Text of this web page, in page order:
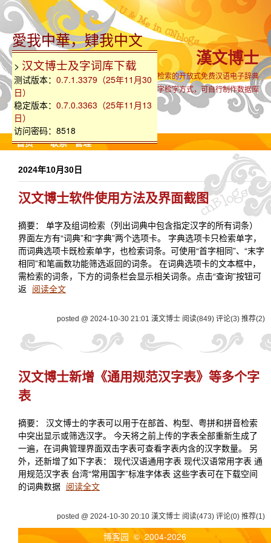
愛我中華，肄我中文
> 汉文博士及字词库下载
测试版本： 0.7.1.3379（25年11月30
日）
稳定版本： 0.7.0.3363（25年11月13
日）
访问密码：8518
漢文博士
支持生僻古难字全汉字集检索的开放式免费汉语电子辞典
内置国粤语同音字、部首、笔画、部件组字检字方式，可自行制作数据库
首页 联系 管理
2024年10月30日
汉文博士软件使用方法及界面截图
摘要： 单字及组词检索（列出词典中包含指定汉字的所有词条）
界面左方有“词典”和“字典”两个选项卡。 字典选项卡只检索单字，
而词典选项卡既检索单字，也检索词条。可使用“首字相同”、“末字
相同”和笔画数功能筛选返回的词条。 在词典选项卡的文本框中，
需检索的词条，下方的词条栏会显示相关词条。点击“查询”按钮可
返 阅读全文
posted @ 2024-10-30 21:01 漢文博士 阅读(849) 评论(3) 推荐(2)
汉文博士新增《通用规范汉字表》等多个字
表
摘要： 汉文博士的字表可以用于在部首、构型、粤拼和拼音检索
中突出显示或筛选汉字。 今天将之前上传的字表全部重新生成了
一遍，在词典管理界面双击字表可查看字表内含的汉字数量。 另
外，还新增了如下字表： 现代汉语通用字表 现代汉语常用字表 通
用规范汉字表 台湾“常用国字”标准字体表 这些字表可在下载空间
的词典数据 阅读全文
posted @ 2024-10-30 20:10 漢文博士 阅读(473) 评论(0) 推荐(1)
博客园 © 2004-2026